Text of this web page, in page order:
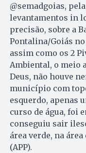
@semadgoias,
levantamentos in
precisão, sobre a
Pontalina/Goiás
assim como os 2
Ambiental, o meio
Deus, não houve
município com
esquerdo, apenas
curso de água, foi
conseguiu sair
área verde, na
(APP).